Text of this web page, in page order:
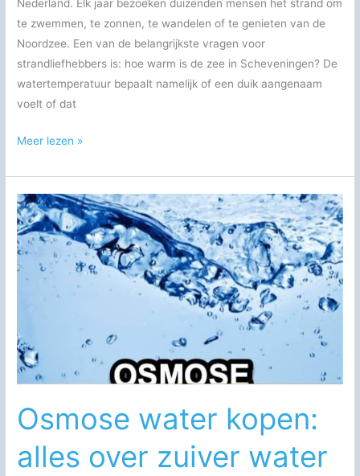
Nederland. Elk jaar bezoeken duizenden mensen het strand om
te zwemmen, te zonnen, te wandelen of te genieten van de
Noordzee. Een van de belangrijkste vragen voor
strandliefhebbers is: hoe warm is de zee in Scheveningen? De
watertemperatuur bepaalt namelijk of een duik aangenaam
voelt of dat
Scheveningen
Temperatuur:
Alles
Over
de
Zee,
het
de
Beste
Zwemmomenten
Meer lezen »
Osmose water kopen:
alles over zuiver water